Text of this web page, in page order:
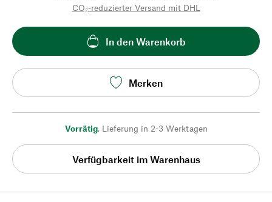
CO₂-reduzierter Versand mit DHL
In den Warenkorb
Merken
Vorrätig, Lieferung in 2-3 Werktagen
Verfügbarkeit im Warenhaus